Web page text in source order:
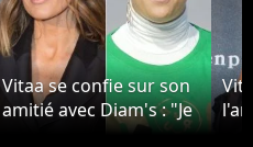
Vitaa se confie sur son
amitié avec Diam's : "Je
l'ai vue beaucoup